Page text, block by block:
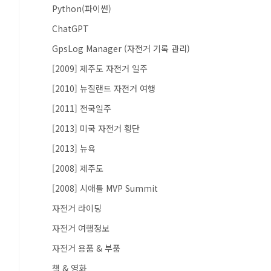
Python(파이썬)
ChatGPT
GpsLog Manager (자전거 기록 관리)
[2009] 제주도 자전거 일주
[2010] 뉴질랜드 자전거 여행
[2011] 전국일주
[2013] 미국 자전거 횡단
[2013] 뉴욕
[2008] 제주도
[2008] 시애틀 MVP Summit
자전거 라이딩
자전거 여행정보
자전거 용품 & 부품
책 & 영화